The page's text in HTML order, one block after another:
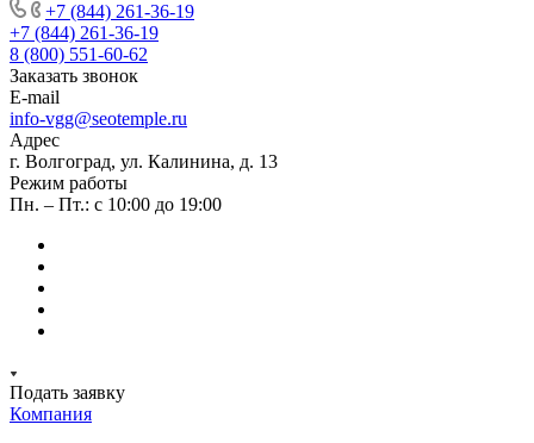
+7 (844) 261-36-19
+7 (844) 261-36-19
8 (800) 551-60-62
Заказать звонок
E-mail
info-vgg@seotemple.ru
Адрес
г. Волгоград, ул. Калинина, д. 13
Режим работы
Пн. – Пт.: с 10:00 до 19:00
Подать заявку
Компания